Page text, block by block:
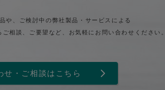
や、ご検討中の弊社製品・サービスによる
相談、ご要望など、お気軽にお問い合わせください。
せ・ご相談はこちら